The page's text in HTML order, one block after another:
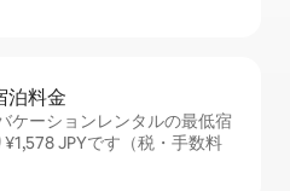
泊⁠料⁠金
ケーションレンタルの最低宿
JPYです（税・手数料